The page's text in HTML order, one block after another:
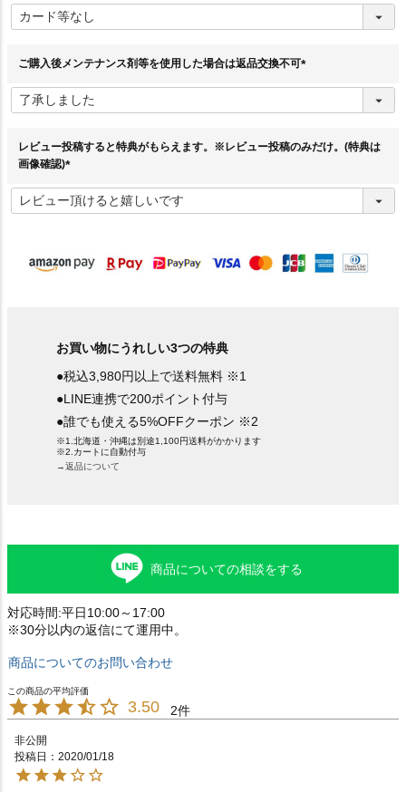
必
須
ご購入後メンテナンス剤等を使用した場合は返品交換不可
須
レビュー投稿すると特典がもらえます。※レビュー投稿のみだけ。(特典は
画像確認)
必
須
お買い物にうれしい3つの特典
●税込3,980円以上で送料無料 ※1
●LINE連携で200ポイント付与
●誰でも使える5%OFFクーポン ※2
※1.北海道・沖縄は別途1,100円送料がかかります
※2.カートに自動付与
→返品について
商品についての相談をする
対応時間:平日10:00～17:00
※30分以内の返信にて運用中。
商品についてのお問い合わせ
3.50 2
非公開
投稿日
2020/01/18